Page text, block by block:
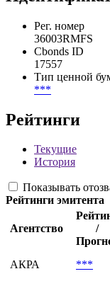
Рег. номер
36003RMFS
Cbonds ID
17557
Тип ценной
***
Рейтинги
Текущие
История
Показывать
Рейтинги эмитента
Агентство
/
АКРА ***